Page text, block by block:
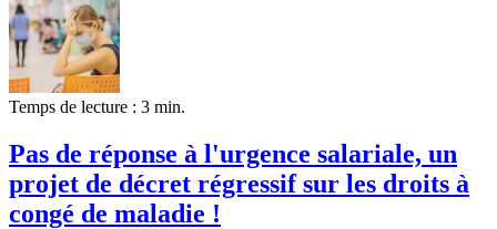
Temps de lecture : 3 min.
Pas de réponse à l'urgence salariale, un
projet de décret régressif sur les droits à
congé de maladie !